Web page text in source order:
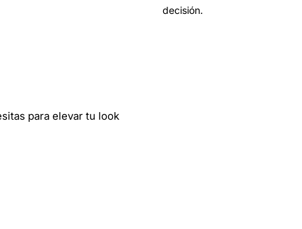
decisión.
para elevar tu look